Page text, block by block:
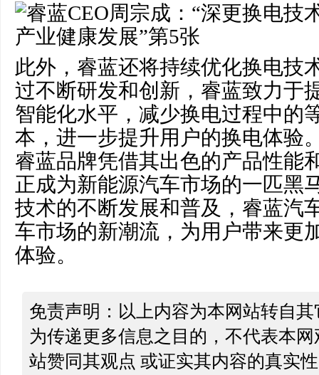
此外，睿蓝还将持续优化换电技
过不断研发和创新，睿蓝致力于
智能化水平，减少换电过程中的
本，进一步提升用户的换电体验
睿蓝品牌凭借其出色的产品性能
正成为新能源汽车市场的一匹黑
技术的不断发展和普及，睿蓝汽
车市场的新潮流，为用户带来更
体验。
免责声明：以上内容为本网站转自
为传递更多信息之目的，不代表本
站赞同其观点 或证实其内容的真实